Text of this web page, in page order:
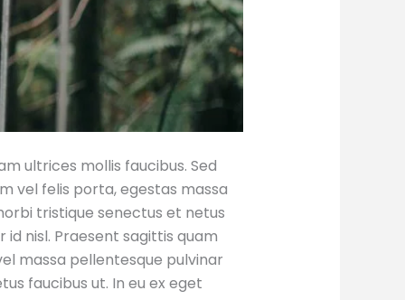
ultrices mollis faucibus. Sed
vel felis porta, egestas massa
tristique senectus et netus
nisl. Praesent sagittis quam
massa pellentesque pulvinar
faucibus ut. In eu ex eget